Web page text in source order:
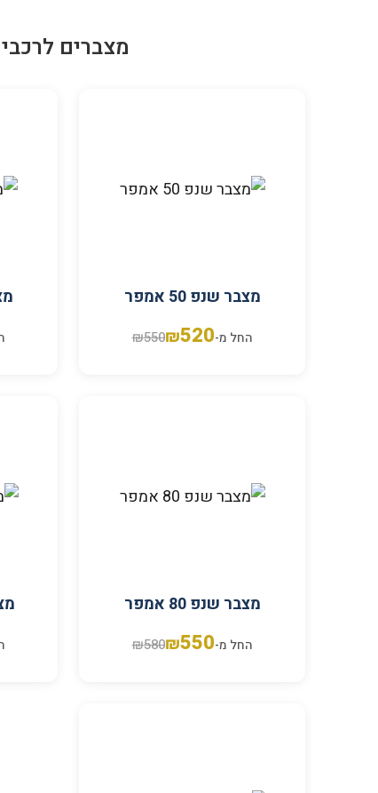
מצברים לרכבי Chrysler במחירים מעולים
מצבר שנפ 50 אמפר
החל מ- ₪520
₪550
מצבר שנפ 80 אמפר
החל מ- ₪550
₪580